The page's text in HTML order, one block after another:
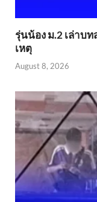
รุ่นน้อง ม.2 เล่าบ
เหตุ
August 8, 2026